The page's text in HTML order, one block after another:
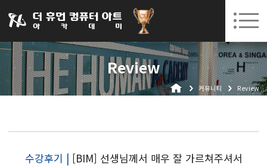
031-252-7277 수원캠퍼스 개강 08. 12.(수)
로그인 회원가입 고객센터
Review
커뮤니티 Review
수강후기 | [BIM] 선생님께서 매우 잘 가르쳐주셔서
아카데미소개
인사말
오시는길